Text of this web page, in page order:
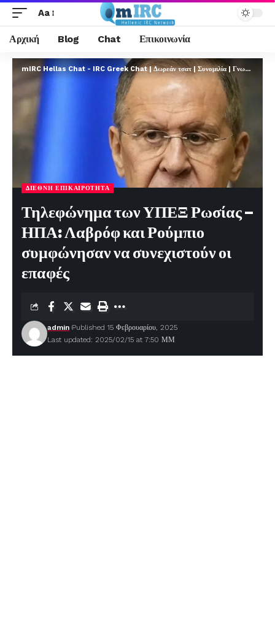
Aa
Αρχική Blog Chat Επικοινωνία
mIRC Hellas Chat - IRC Greek Chat | Δωρεάν τσατ | Συνομιλία | Γνωριμίες | FREE
ΔΙΕΘΝΉ ΕΠΙΚΑΙΡΌΤΗΤΑ
Τηλεφώνημα των ΥΠΕΞ Ρωσίας –
ΗΠΑ: Λαβρόφ και Ρούμπιο
συμφώνησαν να συνεχιστούν οι
επαφές
Last updated: 2025/02/15 at 7:50 ΜΜ
admin Published 15 Φεβρουαρίου, 2025